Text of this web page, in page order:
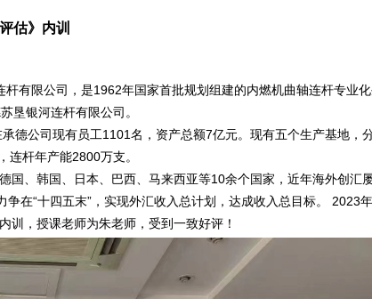
估》内训
有限公司，是1962年国家首批规划组建的内燃机曲轴连杆专业
垦银河连杆有限公司。
德公司现有员工1101名，资产总额7亿元。现有五个生产基地，
连杆年产能2800万支。
国、韩国、日本、巴西、马来西亚等10余个国家，近年海外创汇
在“十四五末”，实现外汇收入总计划，达成收入总目标。 2023
训，授课老师为朱老师，受到一致好评！